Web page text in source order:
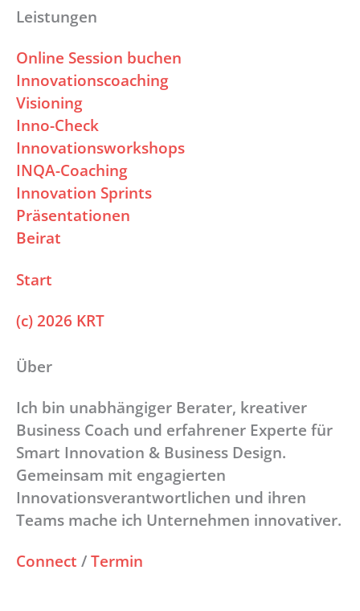
Leistungen
Online Session buchen
Innovationscoaching
Visioning
Inno-Check
Innovationsworkshops
INQA-Coaching
Innovation Sprints
Präsentationen
Beirat
Start
(c) 2026 KRT
Über
Ich bin unabhängiger Berater, kreativer
Business Coach und erfahrener Experte für
Smart Innovation & Business Design.
Gemeinsam mit engagierten
Innovationsverantwortlichen und ihren
Teams mache ich Unternehmen innovativer.
Connect / Termin